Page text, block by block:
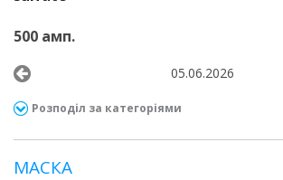
500 амп.
05.06.2026
Розподіл за категоріями
МАСКА